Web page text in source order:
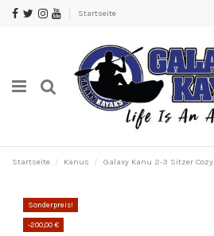
Startseite
Startseite Kanus Galaxy Kanu 2-3 Sitzer Cozy
Sonderpreis!
-200,00 €